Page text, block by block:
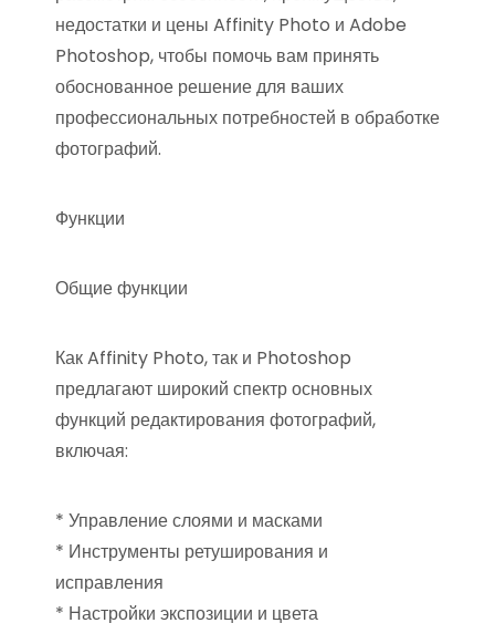
недостатки и цены Affinity Photo и Adobe
Photoshop, чтобы помочь вам принять
обоснованное решение для ваших
профессиональных потребностей в обработке
фотографий.
Функции
Общие функции
Как Affinity Photo, так и Photoshop
предлагают широкий спектр основных
функций редактирования фотографий,
включая:
* Управление слоями и масками
* Инструменты ретуширования и
исправления
* Настройки экспозиции и цвета